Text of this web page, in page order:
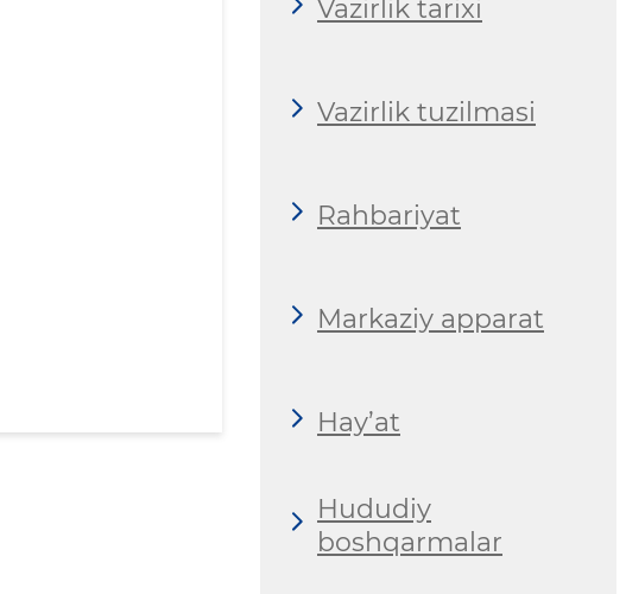
Vazirlik tarixi
Vazirlik tuzilmasi
Rahbariyat
Markaziy apparat
Hay’at
Hududiy
boshqarmalar